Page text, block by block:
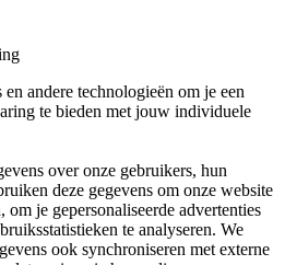
andere technologieën om je een
te bieden met jouw individuele
over onze gebruikers, hun
deze gegevens om onze website
je gepersonaliseerde advertenties
te analyseren. We
ook synchroniseren met externe